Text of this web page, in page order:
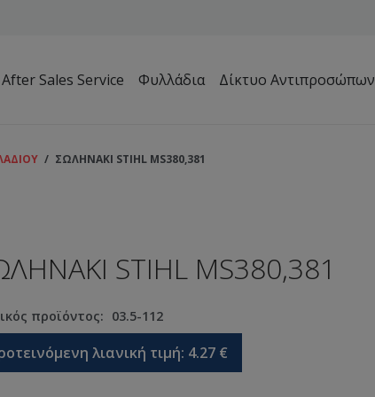
After Sales Service Φυλλάδια Δίκτυο Αντιπροσώπων
/ ΣΩΛΗΝΑΚΙ STIHL MS380,381
STIHL MS380,381
προϊόντος: 03.5-112
λιανική τιμή: 4.27 €